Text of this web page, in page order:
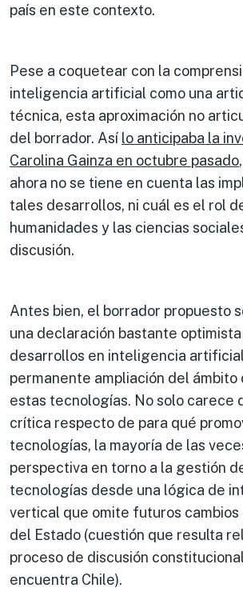
país en este contexto.
Pese a coquetear con la
inteligencia artificial como una
técnica, esta aproximación no
del borrador. Así lo anticipaba la
Carolina Gainza en octubre pasado
ahora no se tiene en cuenta las
tales desarrollos, ni cuál es el rol
humanidades y las ciencias
discusión.
Antes bien, el borrador propuesto
una declaración bastante
desarrollos en inteligencia
permanente ampliación del ámbito
estas tecnologías. No solo carece
crítica respecto de para qué
tecnologías, la mayoría de las
perspectiva en torno a la gestión
tecnologías desde una lógica de
vertical que omite futuros
del Estado (cuestión que resulta
proceso de discusión
encuentra Chile).